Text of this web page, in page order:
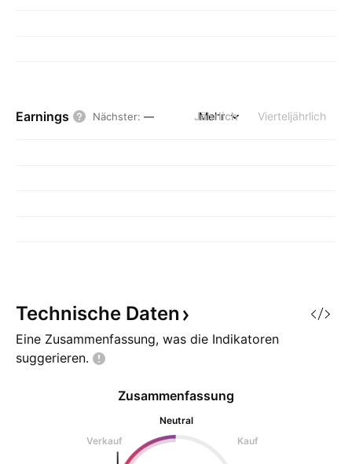
Earnings Nächster: — Jährlich Vierteljährlich
Mehr
Technische Daten
Eine Zusammenfassung, was die Indikatoren
suggerieren.
Zusammenfassung
Neutral
Verkauf
Kauf